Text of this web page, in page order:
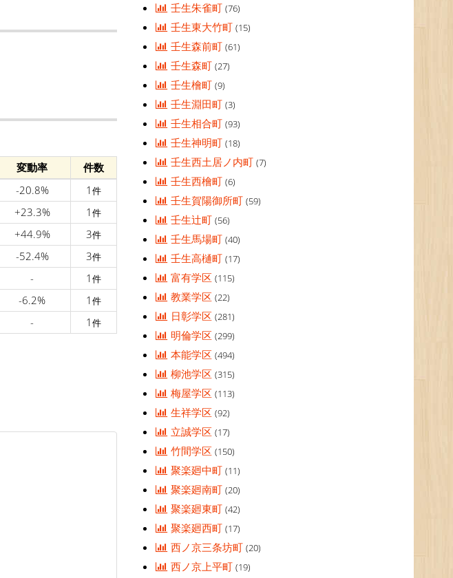
変動率
件数
-20.8% 1 件
+23.3% 1 件
+44.9% 3件
-52.4% 3件
- 1 件
-6.2% 1 件
- 1 件
壬生朱雀町(76)
壬生東大竹町(15)
壬生森前町(61)
壬生森町(27)
壬生檜町(9)
壬生淵田町(3)
壬生相合町(93)
壬生神明町(18)
壬生西土居ノ内町(7)
壬生西檜町(6)
壬生賀陽御所町(59)
壬生辻町(56)
壬生馬場町(40)
壬生高樋町(17)
富有学区(115)
教業学区(22)
日彰学区(281)
明倫学区(299)
本能学区(494)
柳池学区(315)
梅屋学区(113)
生祥学区(92)
立誠学区(17)
竹間学区(150)
聚楽廻中町(11)
聚楽廻南町(20)
聚楽廻東町(42)
聚楽廻西町(17)
西ノ京三条坊町(20)
西ノ京上平町(19)